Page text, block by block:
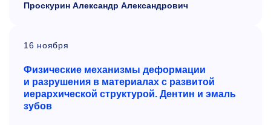
Проскурин Александр Александрович
16 ноября
Физические механизмы деформации
и разрушения в материалах с развитой
иерархической структурой. Дентин и эмаль
зубов